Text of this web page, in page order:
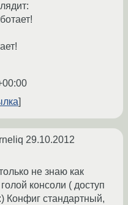
29.10.2012
не знаю как
консоли ( доступ
Конфиг стандартный,